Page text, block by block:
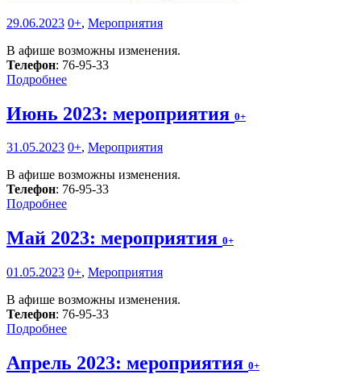
29.06.2023 0+, Мероприятия
В афише возможны изменения.
Телефон: 76-95-33
Подробнее
Июнь 2023: мероприятия 0+
31.05.2023 0+, Мероприятия
В афише возможны изменения.
Телефон: 76-95-33
Подробнее
Май 2023: мероприятия 0+
01.05.2023 0+, Мероприятия
В афише возможны изменения.
Телефон: 76-95-33
Подробнее
Апрель 2023: мероприятия 0+